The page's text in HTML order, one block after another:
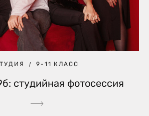
9-11 КЛАСС
студийная фотосессия